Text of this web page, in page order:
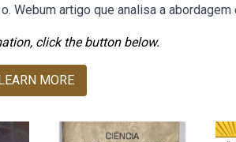
Webum artigo que analisa a abordagem
click the button below.
MORE